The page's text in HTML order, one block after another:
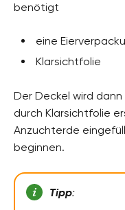
benötigt
eine
Klarsichtfolie
Der Deckel wird
durch Klarsichtfolie
Anzuchterde
beginnen.
Tipp: